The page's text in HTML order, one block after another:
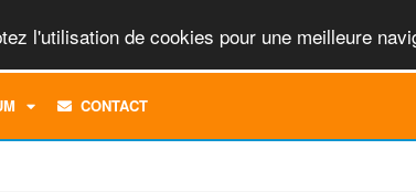
l'utilisation de cookies pour une meilleure
TOGGLECONTACT